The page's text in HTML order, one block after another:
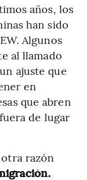
años, los
han sido
Algunos
al llamado
un ajuste que
en
que abren
de lugar
razón